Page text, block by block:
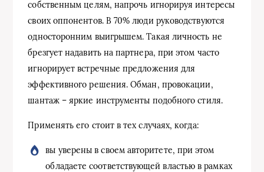
собственным целям, напрочь игнорируя интересы
своих оппонентов. В 70% люди руководствуются
односторонним выигрышем. Такая личность не
брезгует надавить на партнера, при этом часто
игнорирует встречные предложения для
эффективного решения. Обман, провокации,
шантаж – яркие инструменты подобного стиля.
Применять его стоит в тех случаях, когда:
вы уверены в своем авторитете, при этом
обладаете соответствующей властью в рамках